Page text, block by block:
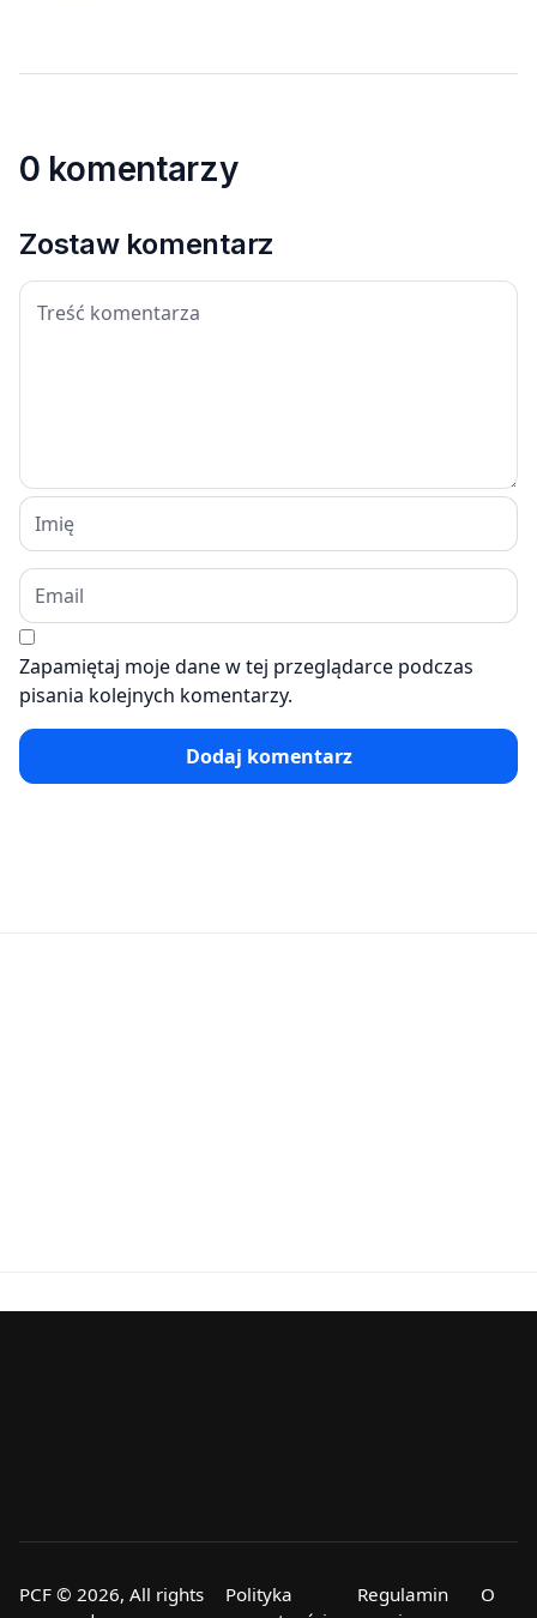
0 komentarzy
Zostaw komentarz
Zapamiętaj moje dane w tej przeglądarce podczas
pisania kolejnych komentarzy.
Dodaj komentarz
PCF © 2026, All rights
Polityka
Regulamin
O